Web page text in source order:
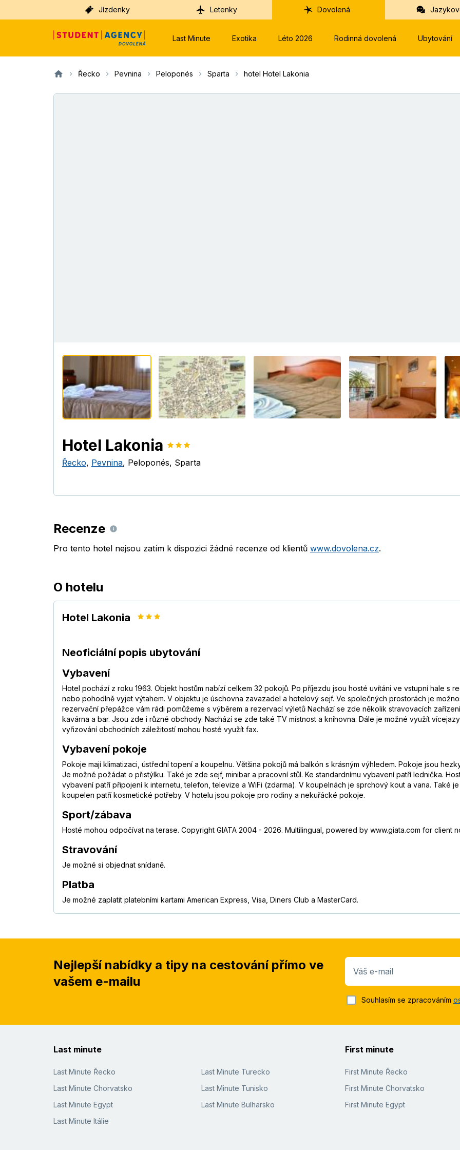
Jízdenky Letenky Dovolená
Last Minute Exotika Léto 2026 Rodinná dovolená Ubytování
Řecko Pevnina Peloponés Sparta hotel Hotel Lakonia
Hotel Lakonia
Řecko, Pevnina, Peloponés, Sparta
Recenze
Pro tento hotel nejsou zatím k dispozici žádné recenze od klientů www.dovolena.cz.
O hotelu
Hotel Lakonia
Neoficiální popis ubytování
Vybavení
Hotel pochází z roku 1963. Objekt hostům nabízí celkem 32 pokojů. Po příjezdu jsou hosté uvítáni ve vstupní hale s
nebo pohodlně vyjet výtahem. V objektu je úschovna zavazadel a hotelový sejf. Ve společných prostorách je
rezervační přepážce vám rádi pomůžeme s výběrem a rezervací výletů Nachází se zde několik stravovacích
kavárna a bar. Jsou zde i různé obchody. Nachází se zde také TV místnost a knihovna. Dále je možné využít
vyřizování obchodních záležitostí mohou hosté využít fax.
Vybavení pokoje
Pokoje mají klimatizaci, ústřední topení a koupelnu. Většina pokojů má balkón s krásným výhledem. Pokoje jsou
Je možné požádat o přistýlku. Také je zde sejf, minibar a pracovní stůl. Ke standardnímu vybavení patří lednička.
vybavení patří připojení k internetu, telefon, televize a WiFi (zdarma). V koupelnách je sprchový kout a vana. Také
koupelen patří kosmetické potřeby. V hotelu jsou pokoje pro rodiny a nekuřácké pokoje.
Sport/zábava
Hosté mohou odpočívat na terase. Copyright GIATA 2004 - 2026. Multilingual, powered by www.giata.com for client
Stravování
Je možné si objednat snídaně.
Platba
Je možné zaplatit platebními kartami American Express, Visa, Diners Club a MasterCard.
Nejlepší nabídky a tipy na cestování přímo ve
vašem e-mailu
Váš e-mail
Souhlasím se zpracováním
Last minute
Last Minute Řecko
Last Minute Chorvatsko
Last Minute Egypt
Last Minute Itálie
Last Minute Turecko
Last Minute Tunisko
Last Minute Bulharsko
First minute
First Minute Řecko
First Minute Chorvatsko
First Minute Egypt